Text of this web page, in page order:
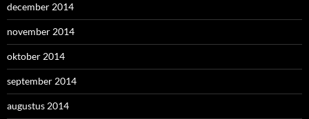
december 2014
november 2014
oktober 2014
september 2014
augustus 2014